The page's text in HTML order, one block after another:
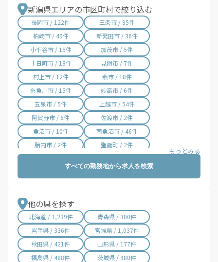
新潟県エリアの市区町村で絞り込む
長岡市 / 122件
三条市 / 85件
柏崎市 / 49件
新発田市 / 36件
小千谷市 / 15件
加茂市 / 5件
十日町市 / 18件
見附市 / 7件
村上市 / 12件
燕市 / 18件
糸魚川市 / 15件
妙高市 / 6件
五泉市 / 5件
上越市 / 54件
阿賀野市 / 6件
佐渡市 / 2件
魚沼市 / 10件
南魚沼市 / 46件
胎内市 / 2件
聖籠町 / 2件
出雲崎町 / 2件
刈羽村 / 2件
粟島浦村 / 1件
すべての勤務地から求人を検索
他の県を探す
北海道 / 1,239件
青森県 / 300件
岩手県 / 336件
宮城県 / 1,037件
秋田県 / 421件
山形県 / 177件
福島県 / 488件
茨城県 / 980件